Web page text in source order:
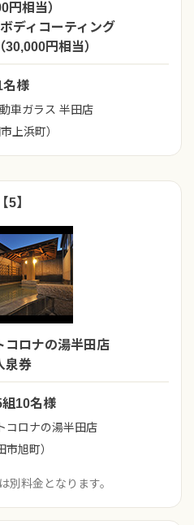
円相当）
ディコーティング
円相当）
名様
車ガラス 半田店
上浜町）
【5】
コロナの湯半田店
泉券
組10名様
コロナの湯半田店
市旭町）
別料金となります。